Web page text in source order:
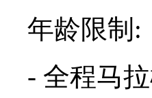
年龄限制:
- 全程马